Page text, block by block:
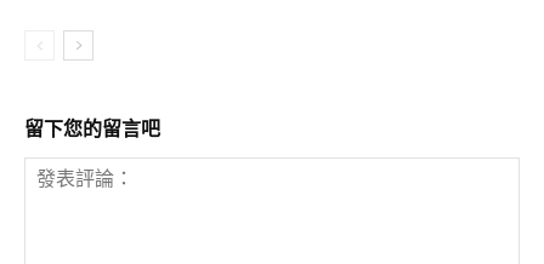
留下您的留言吧